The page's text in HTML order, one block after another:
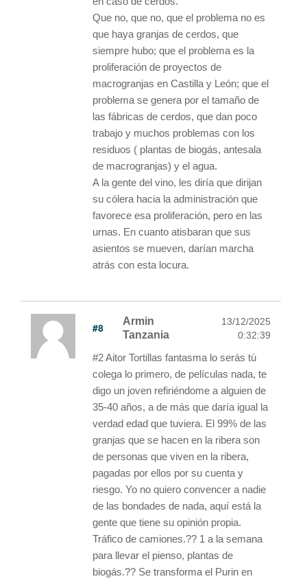
Que no, que no, que el problema no es
que haya granjas de cerdos, que
siempre hubo; que el problema es la
proliferación de proyectos de
macrogranjas en Castilla y León; que el
problema se genera por el tamaño de
las fábricas de cerdos, que dan poco
trabajo y muchos problemas con los
residuos ( plantas de biogás, antesala
de macrogranjas) y el agua.
A la gente del vino, les diría que dirijan
su cólera hacia la administración que
favorece esa proliferación, pero en las
urnas. En cuanto atisbaran que sus
asientos se mueven, darían marcha
atrás con esta locura.
#8
Armin
Tanzania
13/12/2025
0:32:39
#2 Aitor Tortillas fantasma lo serás tú
colega lo primero, de películas nada, te
digo un joven refiriéndome a alguien de
35-40 años, a de más que daría igual la
verdad edad que tuviera. El 99% de las
granjas que se hacen en la ribera son
de personas que viven en la ribera,
pagadas por ellos por su cuenta y
riesgo. Yo no quiero convencer a nadie
de las bondades de nada, aquí está la
gente que tiene su opinión propia.
Tráfico de camiones.?? 1 a la semana
para llevar el pienso, plantas de
biogás.?? Se transforma el Purin en